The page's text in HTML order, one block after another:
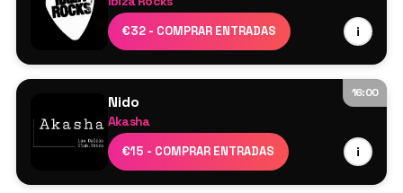
€32 - COMPRAR ENTRADAS i
DJs residentes
16:00
Nido
Akasha
€15 - COMPRAR ENTRADAS i
Cartel por confirmar